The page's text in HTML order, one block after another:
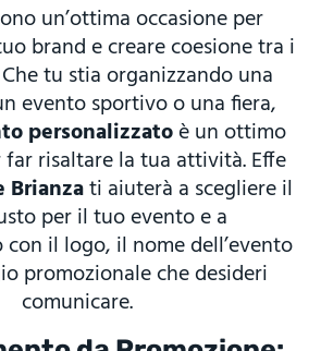
un’ottima occasione per
brand e creare coesione tra i
tu stia organizzando una
evento sportivo o una fiera,
personalizzatoè un ottimo
risaltare la tua attività. Effe
Brianzati aiuterà a scegliere il
per il tuo evento e a
il logo, il nome dell’evento
promozionale che desideri
comunicare.